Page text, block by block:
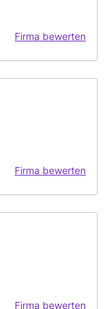
Firma bewerten
Firma bewerten
Firma bewerten